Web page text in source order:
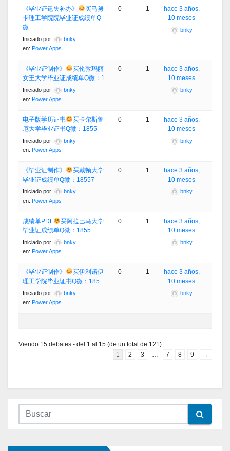
《毕业证遗失补办》
买马努
卡理工学院院毕业证成绩单Q
微
Iniciado por:
bnky
en: Power Apps
0 1
hace 3 años,
10 meses
bnky
《毕业证制作》
买伦敦玛丽
女王大学毕业证成绩单Q微：1
Iniciado por:
bnky
en: Power Apps
0 1
hace 3 años,
10 meses
bnky
电子版学历证书
买卡尔斯鲁
厄大学毕业证书Q微：1855
Iniciado por:
bnky
en: Power Apps
0 1
hace 3 años,
10 meses
bnky
《毕业证制作》
买戴顿大学
毕业证成绩单Q微：18557
Iniciado por:
bnky
en: Power Apps
0 1
hace 3 años,
10 meses
bnky
成绩单PDF
买阿拉巴马大学
毕业证成绩单Q微：1855
Iniciado por:
bnky
en: Power Apps
0 1
hace 3 años,
10 meses
bnky
《毕业证制作》
买伊利诺伊
理工学院毕业证书Q微：185
Iniciado por:
bnky
en: Power Apps
0 1
hace 3 años,
10 meses
bnky
Viendo 15 debates - del 1 al 15 (de un total de 121)
1
2 3 … 7 8 9 →